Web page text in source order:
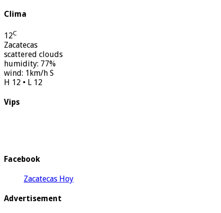
Clima
12C
Zacatecas
scattered clouds
humidity: 77%
wind: 1km/h S
H 12 • L 12
Vips
Facebook
Zacatecas Hoy
Advertisement